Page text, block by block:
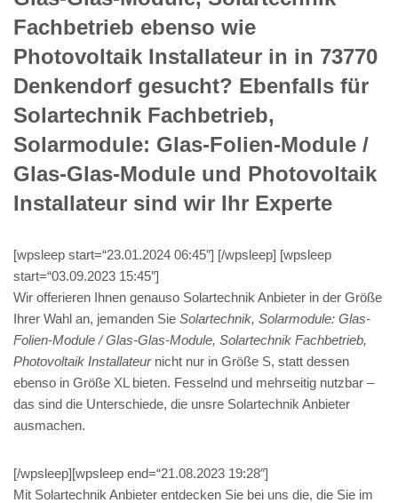
Fachbetrieb ebenso wie
Photovoltaik Installateur in in 73770
Denkendorf gesucht? Ebenfalls für
Solartechnik Fachbetrieb,
Solarmodule: Glas-Folien-Module /
Glas-Glas-Module und Photovoltaik
Installateur sind wir Ihr Experte
[wpsleep start=“23.01.2024 06:45″] [/wpsleep] [wpsleep
start=“03.09.2023 15:45″]
Wir offerieren Ihnen genauso Solartechnik Anbieter in der Größe
Ihrer Wahl an, jemanden Sie Solartechnik, Solarmodule: Glas-
Folien-Module / Glas-Glas-Module, Solartechnik Fachbetrieb,
Photovoltaik Installateurnicht nur in Größe S, statt dessen
ebenso in Größe XL bieten. Fesselnd und mehrseitig nutzbar –
das sind die Unterschiede, die unsre Solartechnik Anbieter
ausmachen.
[/wpsleep][wpsleep end=“21.08.2023 19:28″]
Mit Solartechnik Anbieter entdecken Sie bei uns die, die Sie im